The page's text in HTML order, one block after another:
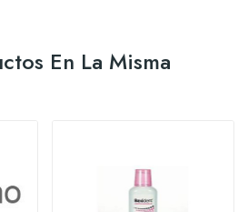
En La Misma